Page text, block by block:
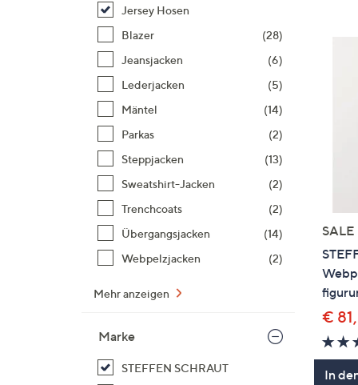
Jersey Hosen
Blazer
(28)
Jeansjacken
(6)
Lederjacken
(5)
Mäntel
(14)
Parkas
(2)
Steppjacken
(13)
Sweatshirt-Jacken
(2)
Trenchcoats
(2)
Übergangsjacken
(14)
Webpelzjacken
(2)
Mehr anzeigen
Marke
STEFFEN SCHRAUT
SALE
€
In